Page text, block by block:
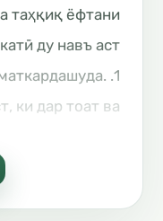
таҳқиқ ёфтани
ду навъ аст:
ки дар тоат ва
ки дар гуноҳ